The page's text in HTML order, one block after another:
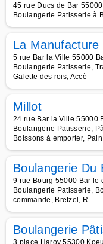
45 rue Ducs de Bar
Boulangerie Patisserie à
La Manufacture
5 rue Bar la Ville 55000
Boulangerie Patisserie,
Galette des rois, Accè
Millot
24 rue Bar la Ville 55000
Boulangerie Patisserie,
Boissons à emporter, Pain
Boulangerie Du
9 rue Bourg 55000 Bar le
Boulangerie Patisserie,
commande, Bretzel, R
Boulangerie
3 place Haroy 55300